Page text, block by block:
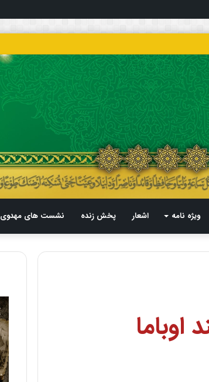
ویژه نامه اشعار پخش زنده نشست های مهدوی
اوباما